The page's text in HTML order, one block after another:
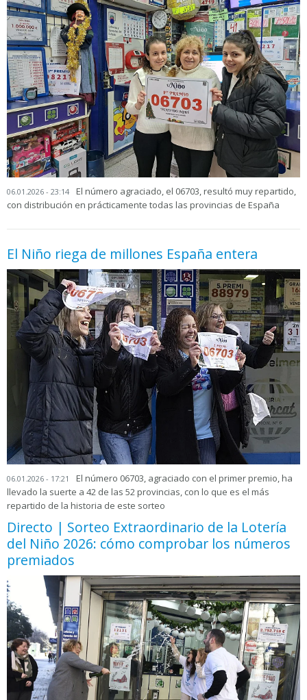
06.01.2026 - 23:14
El número agraciado, el 06703, resultó muy repartido,
con distribución en prácticamente todas las provincias de España
El Niño riega de millones España entera
06.01.2026 - 17:21
El número 06703, agraciado con el primer premio, ha
llevado la suerte a 42 de las 52 provincias, con lo que es el más
repartido de la historia de este sorteo
Directo | Sorteo Extraordinario de la Lotería
del Niño 2026: cómo comprobar los números
premiados